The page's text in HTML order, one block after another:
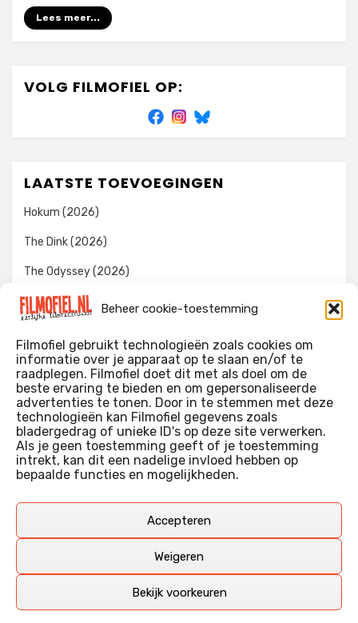
Beheer cookie-toestemming
Filmofiel gebruikt technologieën zoals cookies om
informatie over je apparaat op te slaan en/of te
raadplegen. Filmofiel doet dit met als doel om de
beste ervaring te bieden en om gepersonaliseerde
advertenties te tonen. Door in te stemmen met deze
technologieën kan Filmofiel gegevens zoals
bladergedrag of unieke ID's op deze site verwerken.
Als je geen toestemming geeft of je toestemming
intrekt, kan dit een nadelige invloed hebben op
bepaalde functies en mogelijkheden.
Accepteren
Weigeren
Bekijk voorkeuren
Lees meer...
VOLG FILMOFIEL OP:
LAATSTE TOEVOEGINGEN
Hokum (2026)
The Dink (2026)
The Odyssey (2026)
Evil Dead Burn (2026)
WIE IK BEN…?
Ik ben ooit begonnen met m’n recensies omdat ik zoveel
films keek dat ik af en toe niet meer wist welke ik nu wel of
niet gezien had. Ik ben een filmliefhebber, heb als hobby nog
erg lang in een videotheek gewerkt, en heb als coproducent
Deze recensies zijn dan ook vooral vrij pretentieloze
aangevuld met een groeiende kennis over de kunde én de
kunst van het maken van film.